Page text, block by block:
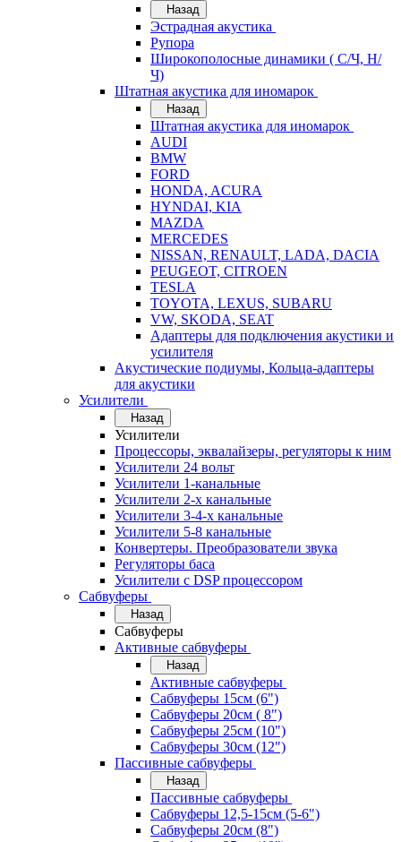
Назад
Эстрадная акустика
Рупора
Широкополосные динамики ( С/Ч, Н/
Ч)
Штатная акустика для иномарок
Назад
Штатная акустика для иномарок
AUDI
BMW
FORD
HONDA, ACURA
HYNDAI, KIA
MAZDA
MERCEDES
NISSAN, RENAULT, LADA, DACIA
PEUGEOT, CITROEN
TESLA
TOYOTA, LEXUS, SUBARU
VW, SKODA, SEAT
Адаптеры для подключения акустики и
усилителя
Акустические подиумы, Кольца-адаптеры
для акустики
Усилители
Назад
Усилители
Процессоры, эквалайзеры, регуляторы к ним
Усилители 24 вольт
Усилители 1-канальные
Усилители 2-х канальные
Усилители 3-4-х канальные
Усилители 5-8 канальные
Конвертеры. Преобразователи звука
Регуляторы баса
Усилители с DSP процессором
Сабвуферы
Назад
Сабвуферы
Активные сабвуферы
Назад
Активные сабвуферы
Сабвуферы 15см (6")
Сабвуферы 20см ( 8")
Сабвуферы 25см (10")
Сабвуферы 30см (12")
Пассивные сабвуферы
Назад
Пассивные сабвуферы
Сабвуферы 12,5-15см (5-6")
Сабвуферы 20см (8")